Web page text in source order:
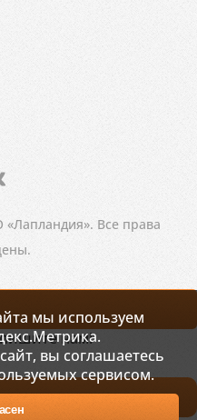
Все права
мы используем
вы соглашаетесь
сервисом.
нам!